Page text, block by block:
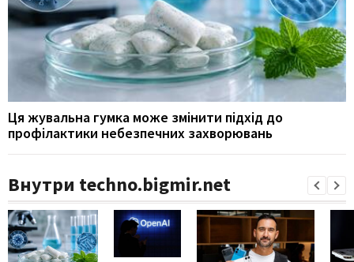
Ця жувальна гумка може змінити підхід до
профілактики небезпечних захворювань
Внутри techno.bigmir.net